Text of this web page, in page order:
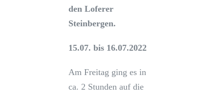
den Loferer
Steinbergen.
15.07. bis 16.07.2022
Am Freitag ging es in
ca. 2 Stunden auf die